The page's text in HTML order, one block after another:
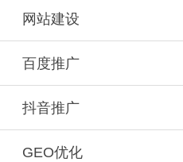
网站建设
百度推广
抖音推广
GEO优化